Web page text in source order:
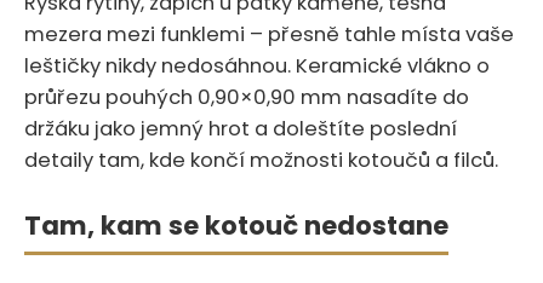
mezera mezi funklemi – přesně tahle místa vaše
leštičky nikdy nedosáhnou. Keramické vlákno o
průřezu pouhých 0,90×0,90 mm nasadíte do
držáku jako jemný hrot a doleštíte poslední
detaily tam, kde končí možnosti kotoučů a filců.
Tam, kam se kotouč nedostane